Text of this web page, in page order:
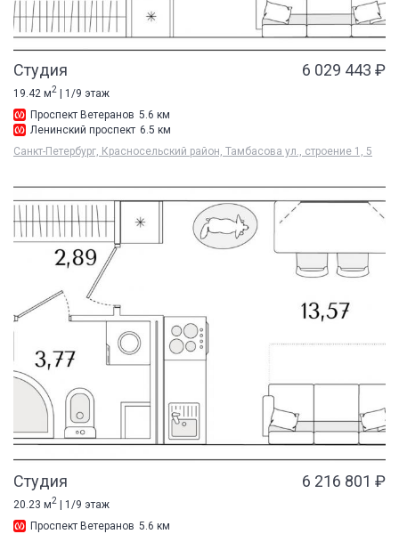
Студия 6 029 443 ₽
19.42 м2 | 1/9 этаж
Проспект Ветеранов 5.6 км
Ленинский проспект 6.5 км
Санкт-Петербург, Красносельский район, Тамбасова ул., строение 1, 5
Студия 6 216 801 ₽
20.23 м2
| 1/9 этаж
Проспект Ветеранов 5.6 км